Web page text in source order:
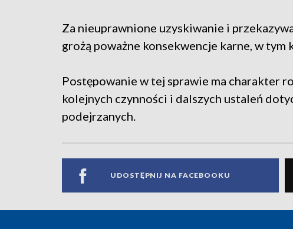
Za nieuprawnione uzyskiwanie i
grożą poważne konsekwencje karne, w tym
Postępowanie w tej sprawie ma charakter
kolejnych czynności i dalszych ustaleń
podejrzanych.
UDOSTĘPNIJ NA FACEBOOKU